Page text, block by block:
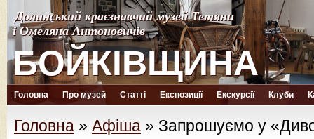
Долинський краєзнавчий музей Тетяни
і Омеляна Антоновичів
БОЙКІВЩИНА
Долинський краєзнавчий музей Тетяни
і Омеляна Антоновичів
БОЙКІВЩИНА
Головна Про музей Статті Експозиції Екскурсії Клуби
Головна » Афіша » Запрошуємо у